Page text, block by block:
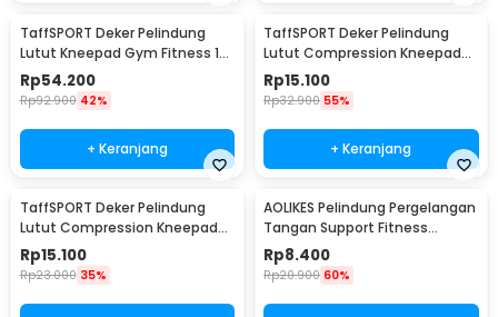
TaffSPORT Deker Pelindung
Lutut Kneepad Gym Fitness 1
PCS
Rp54.200
Rp92.900 42%
+ Keranjang
TaffSPORT Deker Pelindung
Lutut Compression Kneepad
Gym Fitness 1 PCS M - SS7
Rp15.100
Rp32.900 55%
+ Keranjang
TaffSPORT Deker Pelindung
Lutut Compression Kneepad
Gym Fitness 1 PCS L - SS7
Rp15.100
Rp23.000 35%
AOLIKES Pelindung Pergelangan
Tangan Support Fitness
Olahraga - 1526
Rp8.400
Rp20.900 60%